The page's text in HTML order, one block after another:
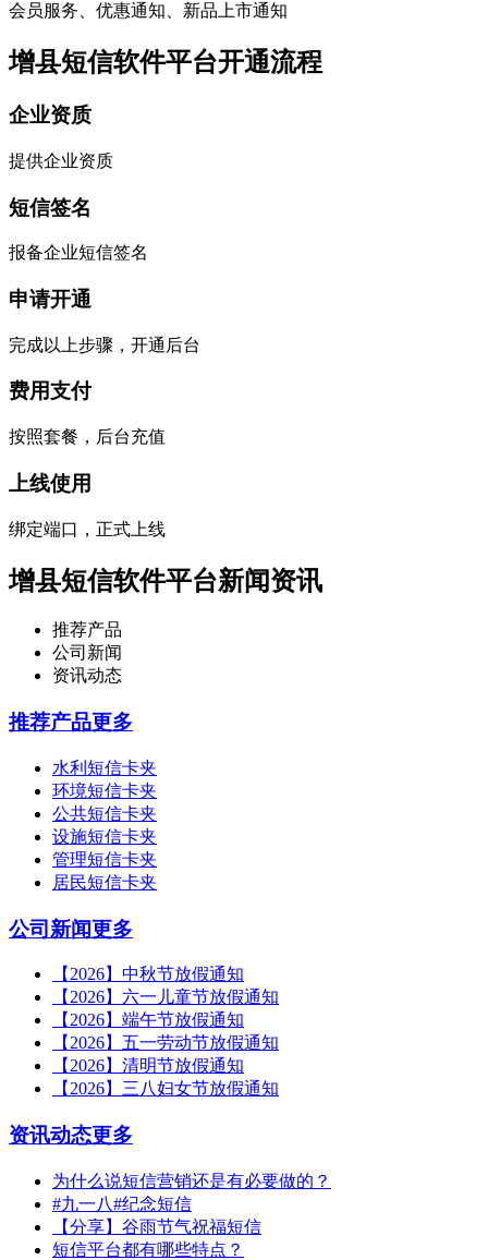
会员服务、优惠通知、新品上市通知
增县短信软件平台开通流程
企业资质
提供企业资质
短信签名
报备企业短信签名
申请开通
完成以上步骤，开通后台
费用支付
按照套餐，后台充值
上线使用
绑定端口，正式上线
增县短信软件平台新闻资讯
推荐产品
公司新闻
资讯动态
推荐产品更多
水利短信卡夹
环境短信卡夹
公共短信卡夹
设施短信卡夹
管理短信卡夹
居民短信卡夹
公司新闻更多
【2026】中秋节放假通知
【2026】六一儿童节放假通知
【2026】端午节放假通知
【2026】五一劳动节放假通知
【2026】清明节放假通知
【2026】三八妇女节放假通知
资讯动态更多
为什么说短信营销还是有必要做的？
#九一八#纪念短信
【分享】谷雨节气祝福短信
短信平台都有哪些特点？